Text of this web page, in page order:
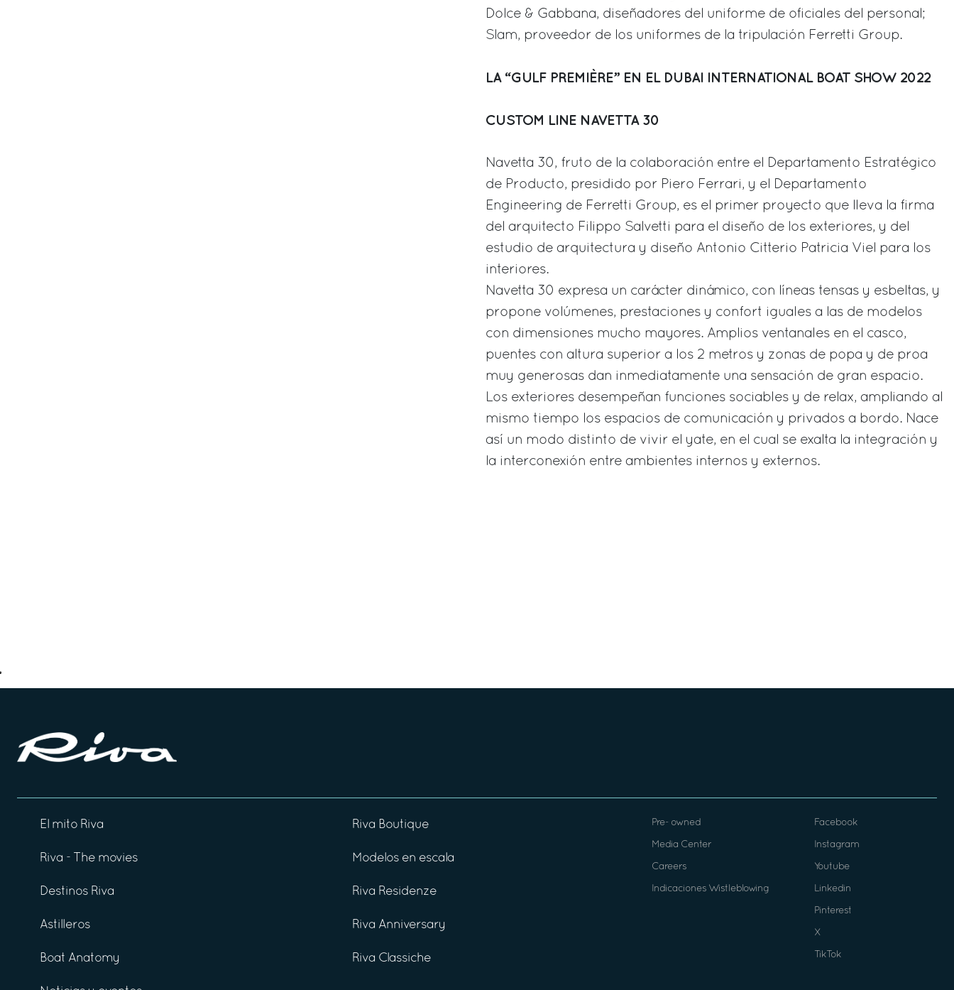
Dolce & Gabbana, diseñadores del uniforme de oficiales del personal;
Slam, proveedor de los uniformes de la tripulación Ferretti Group.
LA “GULF PREMIÈRE” EN EL DUBAI INTERNATIONAL BOAT SHOW 2022
CUSTOM LINE NAVETTA 30
Navetta 30, fruto de la colaboración entre el Departamento Estratégico
de Producto, presidido por Piero Ferrari, y el Departamento
Engineering de Ferretti Group, es el primer proyecto que lleva la firma
del arquitecto Filippo Salvetti para el diseño de los exteriores, y del
estudio de arquitectura y diseño Antonio Citterio Patricia Viel para los
interiores.
Navetta 30 expresa un carácter dinámico, con líneas tensas y esbeltas, y
propone volúmenes, prestaciones y confort iguales a las de modelos
con dimensiones mucho mayores. Amplios ventanales en el casco,
puentes con altura superior a los 2 metros y zonas de popa y de proa
muy generosas dan inmediatamente una sensación de gran espacio.
Los exteriores desempeñan funciones sociables y de relax, ampliando al
mismo tiempo los espacios de comunicación y privados a bordo. Nace
así un modo distinto de vivir el yate, en el cual se exalta la integración y
la interconexión entre ambientes internos y externos.
El mito Riva
Riva - The movies
Destinos Riva
Astilleros
Boat Anatomy
Riva Boutique
Modelos en escala
Riva Residenze
Riva Anniversary
Riva Classiche
Pre- owned
Media Center
Careers
Indicaciones Wistleblowing
Facebook
Instagram
Youtube
Linkedin
Pinterest
X
TikTok